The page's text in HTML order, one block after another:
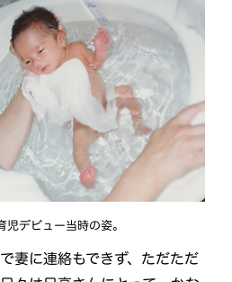
児デビュー当時の姿。
妻に連絡もできず、ただただ